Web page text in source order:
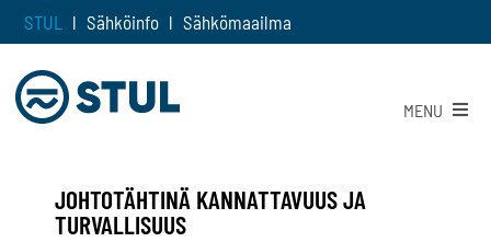
SkipSTUL lSähköinfo lSähkömaailma
EN| SV
MENU
JOHTOTÄHTINÄ KANNATTAVUUS JA
TURVALLISUUS